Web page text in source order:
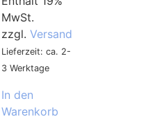
MwSt.
zzgl. Versand
Lieferzeit: ca. 2-
3 Werktage
In den
Warenkorb